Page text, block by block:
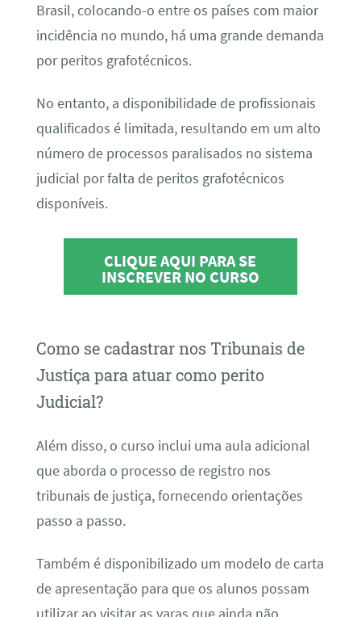
Brasil, colocando-o entre os países com maior
incidência no mundo, há uma grande demanda
por peritos grafotécnicos.
No entanto, a disponibilidade de profissionais
qualificados é limitada, resultando em um alto
número de processos paralisados no sistema
judicial por falta de peritos grafotécnicos
disponíveis.
CLIQUE AQUI PARA SE
INSCREVER NO CURSO
Como se cadastrar nos Tribunais de
Justiça para atuar como perito
Judicial?
Além disso, o curso inclui uma aula adicional
que aborda o processo de registro nos
tribunais de justiça, fornecendo orientações
passo a passo.
Também é disponibilizado um modelo de carta
de apresentação para que os alunos possam